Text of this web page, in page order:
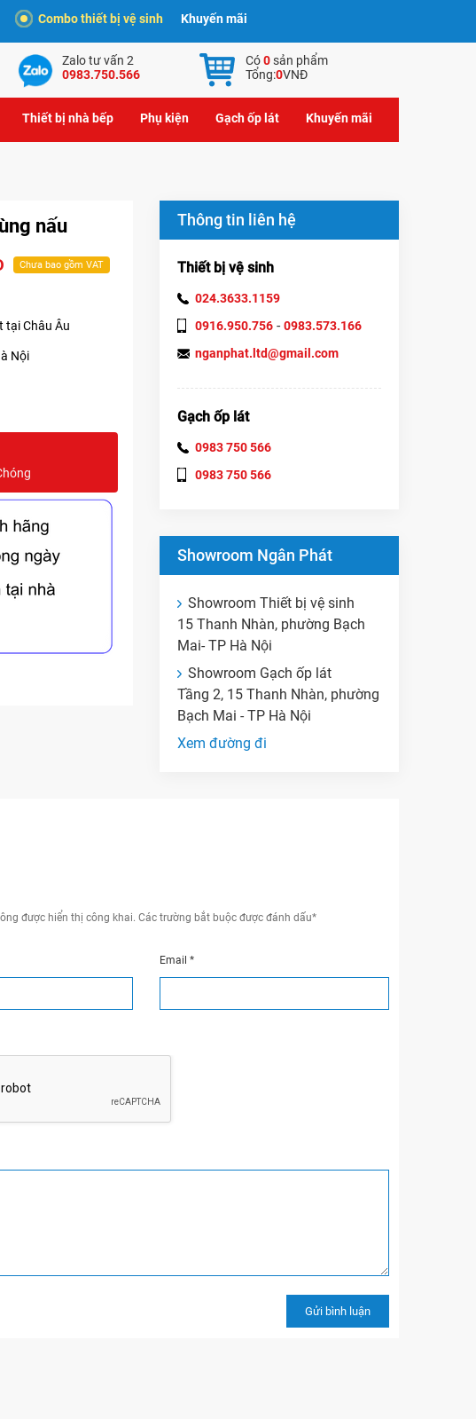
Combo thiết bị vệ sinh Khuyến mãi
Zalo tư vấn 2
0983.750.566
Có0sản phẩm
Tổng:0VNĐ
Thiết bị nhà bếp Phụ kiện Gạch ốp lát Khuyến mãi
nấu
Chưa bao gồm VAT
tại Châu Âu
Nội
Thông tin liên hệ
Thiết bị vệ sinh
024.3633.1159
0916.950.756 - 0983.573.166
nganphat.ltd@gmail.com
Gạch ốp lát
0983 750 566
0983 750 566
Showroom Ngân Phát
Showroom Thiết bị vệ sinh
15 Thanh Nhàn, phường Bạch
Mai- TP Hà Nội
Showroom Gạch ốp lát
Tầng 2, 15 Thanh Nhàn, phường
Bạch Mai - TP Hà Nội
Xem đường đi
được hiển thị công khai. Các trường bắt buộc được đánh dấu*
Email *